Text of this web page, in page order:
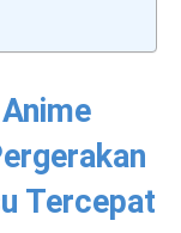
Tercepat